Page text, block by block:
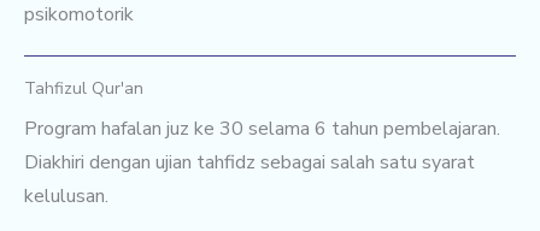
psikomotorik
Tahfizul Qur'an
Program hafalan juz ke 30 selama 6 tahun pembelajaran.
Diakhiri dengan ujian tahfidz sebagai salah satu syarat
kelulusan.